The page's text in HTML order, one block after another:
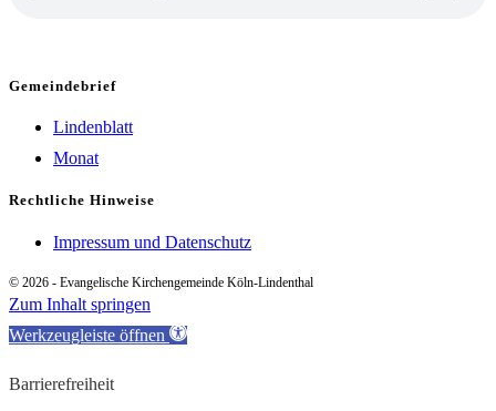
Gemeindebrief
Lindenblatt
Monat
Rechtliche Hinweise
Impressum und Datenschutz
© 2026 - Evangelische Kirchengemeinde Köln-Lindenthal
Zum Inhalt springen
Werkzeugleiste öffnen
Barrierefreiheit